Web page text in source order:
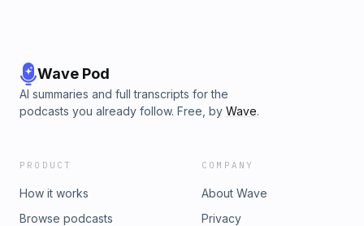
Wave Pod
AI summaries and full transcripts for the
podcasts you already follow. Free, by Wave.
PRODUCT
How it works
Browse podcasts
COMPANY
About Wave
Privacy